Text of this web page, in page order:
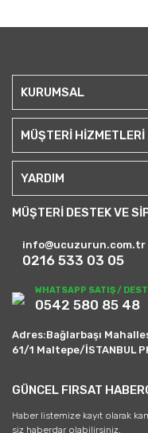
KURUMSAL
MÜŞTERİ HİZMETLERİ
YARDIM
MÜŞTERİ DESTEK VE
info@ucuzurun.com.tr
0216 533 03 05
WHATSAPP SATIŞ /
0542 580 85 48
Adres:Bağlarbaşı
61/1 Maltepe/İSTANBUL
GÜNCEL FIRSAT
Haber listemize kayıt olarak
siz haberdar olabilirsiniz.